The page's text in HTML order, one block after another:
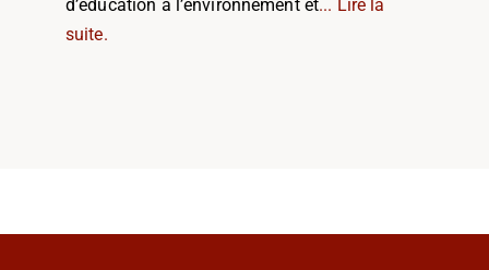
d’éducation à l’environnement et... Lire la
suite.